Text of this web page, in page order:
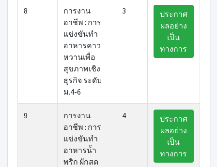
8
การงาน
อาชีพ : การ
แข่งขันทำ
อาหารคาว
หวานเพื่อ
สุขภาพเชิง
ธุรกิจ ระดับ
ม.4-6
3
ประกาศ
ผลอย่าง
เป็น
ทางการ
9
การงาน
อาชีพ : การ
แข่งขันทำ
อาหารน้ำ
พริก ผักสด
4
ประกาศ
ผลอย่าง
เป็น
ทางการ